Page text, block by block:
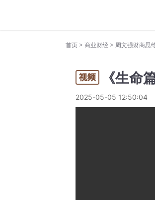
首页 > 商业财经 > 周文强财商思
《生命
2025-05-05 12:50:04